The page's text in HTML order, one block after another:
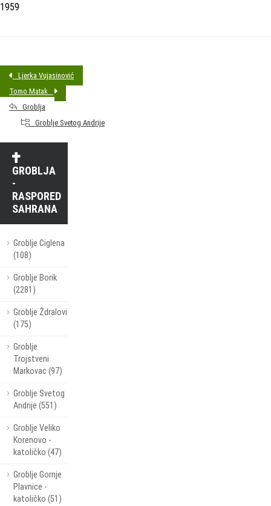
1959
Ljerka Vujasinović
Tomo Matak
Groblja
Groblje Svetog Andrije
GROBLJA
-
RASPORED
SAHRANA
Groblje Ciglena
(108)
Groblje Borik
(2281)
Groblje Ždralovi
(175)
Groblje
Trojstveni
Markovac (97)
Groblje Svetog
Andrije (551)
Groblje Veliko
Korenovo -
katoličko (47)
Groblje Gornje
Plavnice -
katoličko (51)